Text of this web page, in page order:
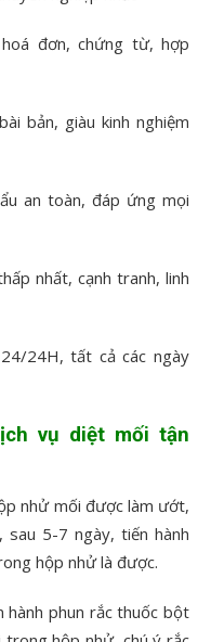
đơn, chứng từ, hợp
bản, giàu kinh nghiệm
an toàn, đáp ứng mọi
nhất, cạnh tranh, linh
24H, tất cả các ngày
vụ diệt mối tận
nhử mối được làm ướt,
5-7 ngày, tiến hành
hộp nhử là được.
hành phun rắc thuốc bột